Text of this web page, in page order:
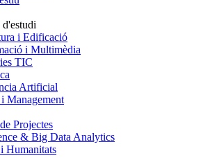
d'estudi
i Edificació
i Multimèdia
TIC
Artificial
Management
Projectes
& Big Data Analytics
Humanitats